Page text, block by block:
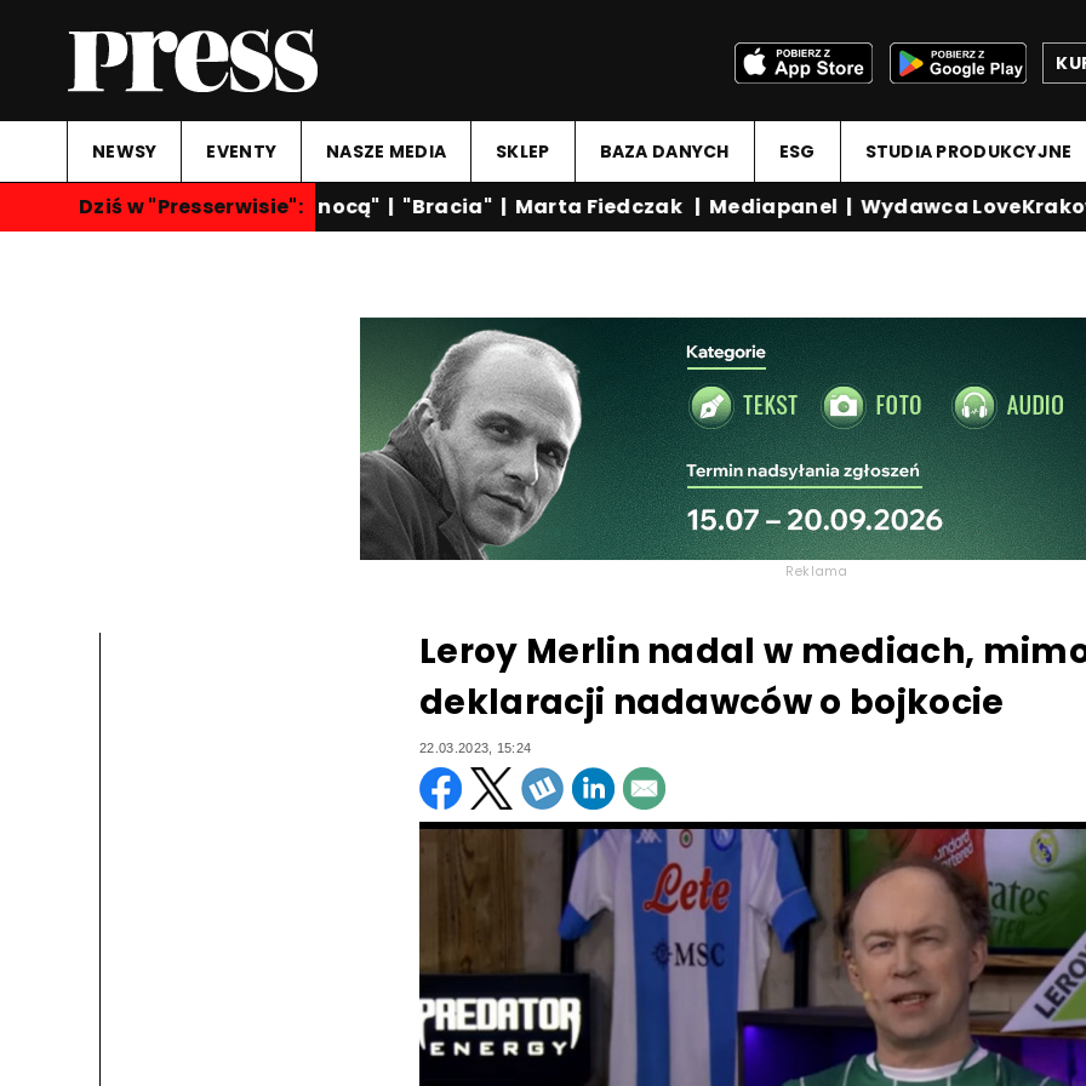
NEWSY EVENTY NASZE MEDIA SKLEP BAZA DANYCH ESG STUDIA PRODUKCYJNE
Dziś w "Presserwisie":
"Rozmowy nocą"|"Bracia"| Marta Fiedczak|Mediapanel|Wydawca
Reklama
Leroy Merlin nadal w mediach,
deklaracji nadawców o bojkocie
22.03.2023, 15:24